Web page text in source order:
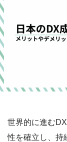
世界的に進む
性を確立し、持